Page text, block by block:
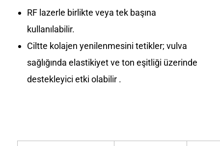
RF lazerle birlikte veya tek başına
kullanılabilir.
Ciltte kolajen yenilenmesini tetikler; vulva
sağlığında elastikiyet ve ton eşitliği üzerinde
destekleyici etki olabilir .